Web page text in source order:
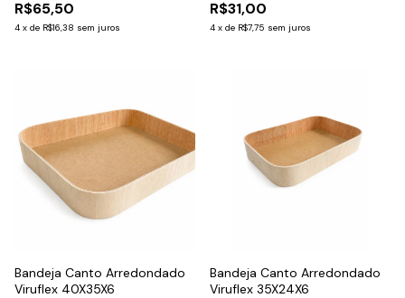
R$65,50
4 x de R$16,38 sem juros
R$31,00
4 x de R$7,75 sem juros
Bandeja Canto Arredondado
Viruflex 40X35X6
Bandeja Canto Arredondado
Viruflex 35X24X6